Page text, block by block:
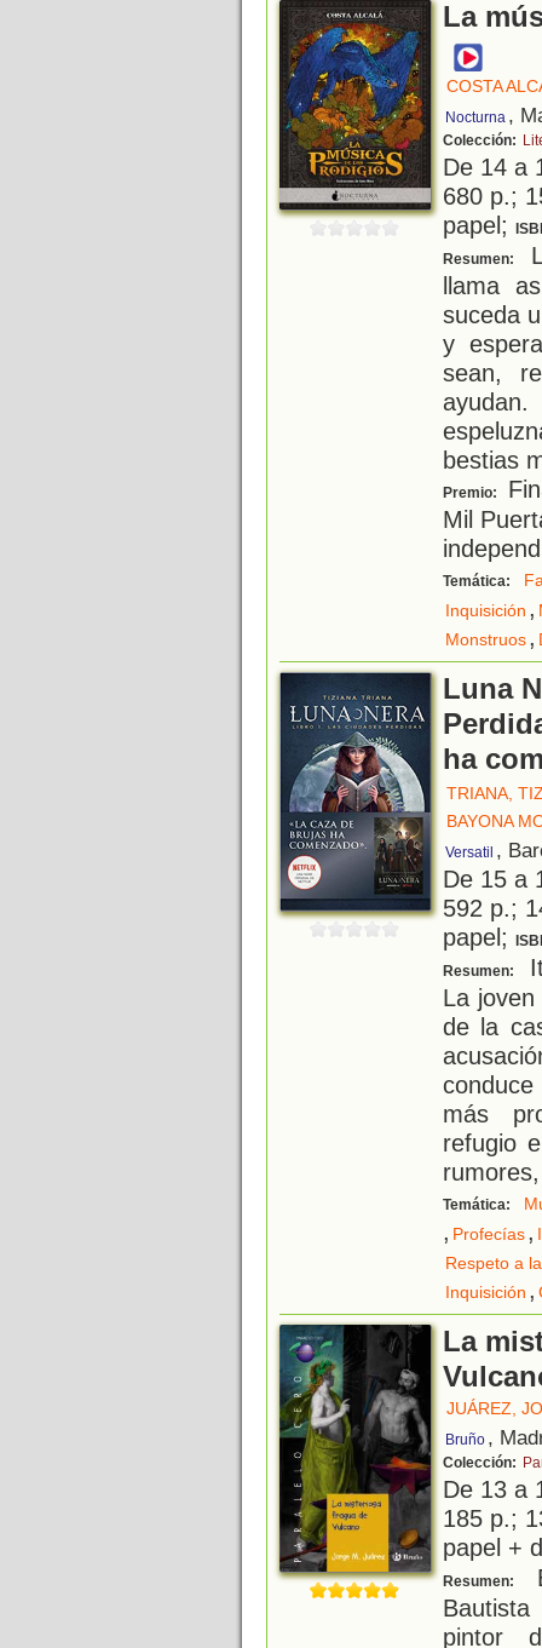
La
COSTA
Nocturna ,
Colección:
De 14 a
680 p.;
papel;
Resumen:
llama
suceda
y
sean,
bestias
Premio:
Mil
Temática:
Inquisición ,
Monstruos,
Luna
ha
TRIANA,
BAYONA
Versatil ,
De 15 a
592 p.;
papel;
Resumen:
La
de la
más
refugio
Temática:
, Profecías,
Respeto a
Inquisición ,
La
JUÁREZ,
Bruño ,
Colección:
De 13 a
185 p.;
papel +
Resumen:
pintor